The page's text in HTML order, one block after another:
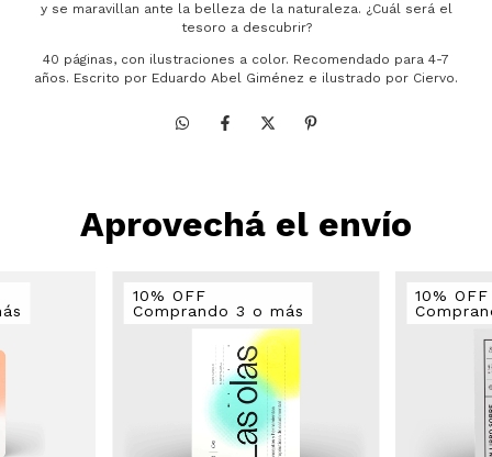
y se maravillan ante la belleza de la naturaleza. ¿Cuál será el
tesoro a descubrir?
40 páginas, con ilustraciones a color. Recomendado para 4-7
años. Escrito por Eduardo Abel Giménez e ilustrado por Ciervo.
Aprovechá el envío
10% OFF
Comprando 3 o más
10% OFF